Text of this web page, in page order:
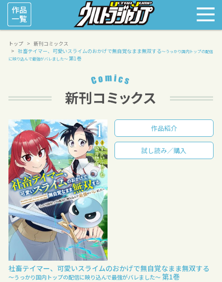
トップ
新刊コミックス
社畜テイマー、可愛いスライムのおかげで無自覚なまま無双する～うっかり国内トップの配信
に映り込んで最強がバレました～第1巻
社畜テイマー、可愛いスライムのおかげで無自覚なまま無双する
～うっかり国内トップの配信に映り込んで最強がバレました～第1巻
作品紹介
試し読み／購入